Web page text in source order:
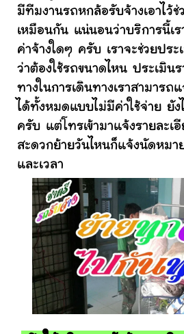
มีทีมงานรถหกล้อรับจ้างเอาไว้
เหมือนกัน แน่นอนว่าบริการนี้เ
ค่าจ้างใดๆ ครับ เราจะช่วยประ
ว่าต้องใช้รถขนาดไหน ประเมิน
ทางในการเดินทางเราสามารถ
ได้ทั้งหมดแบบไม่มีค่าใช้จ่าย ยัง
ครับ แต่โทรเข้ามาแจ้งรายละเ
สะดวกย้ายวันไหนก็แจ้งนัดหมา
และเวลา